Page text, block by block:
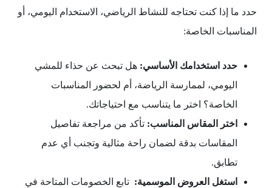
حدد ما إذا كنت تحتاجه للنشاط الرياضي، الاستخدام اليومي، أو
المناسبات الخاصة:
حدد استخدامك الأساسي: هل تبحث عن حذاء للمشي
اليومي، لممارسة الرياضة، أم لحضور المناسبات
الخاصة؟ اختر ما يتناسب مع احتياجاتك.
اختر المقاس المناسب: تأكد من مراجعة تفاصيل
المقاسات بدقة لضمان راحة مثالية وتجنب أي عدم
تطابق.
استغل العروض الموسمية: تابع الخصومات المتاحة في